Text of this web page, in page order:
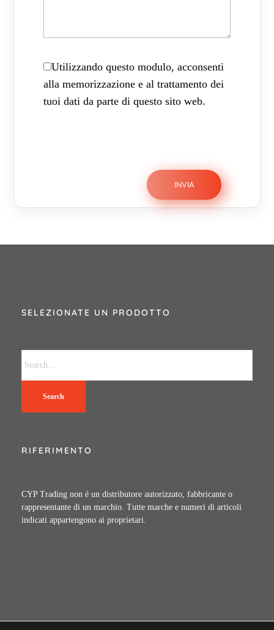
Utilizzando questo modulo, acconsenti
alla memorizzazione e al trattamento dei
tuoi dati da parte di questo sito web.
SELEZIONATE UN PRODOTTO
Search
RIFERIMENTO
CYP Trading non é un distributore autorizzato, fabbricante o
rappresentante di un marchio. Tutte marche e numeri di articoli
indicati appartengono ai proprietari.